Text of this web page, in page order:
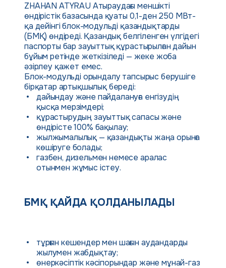
ZHAHAN ATYRAU Атыраудағы меншікті
өндірістік базасында қуаты 0,1-ден 250 МВт-
қа дейінгі блок-модульді қазандықтарды
(БМҚ) өндіреді. Қазандық белгіленген үлгідегі
паспорты бар зауыттық құрастырылған дайын
бұйым ретінде жеткізіледі — жеке жоба
әзірлеу қажет емес.
Блок-модульді орындалу тапсырыс берушіге
бірқатар артықшылық береді:
дайындау және пайдалануға енгізудің
қысқа мерзімдері;
құрастырудың зауыттық сапасы және
өндірісте 100% бақылау;
жылжымалылық — қазандықты жаңа орынға
көшіруге болады;
газбен, дизельмен немесе аралас
отынмен жұмыс істеу.
БМҚ ҚАЙДА ҚОЛДАНЫЛАДЫ
тұрғын кешендер мен шағын аудандарды
жылумен жабдықтау;
өнеркәсіптік кәсіпорындар және мұнай-газ